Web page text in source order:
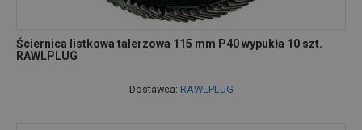
Ściernica listkowa talerzowa 115 mm P40 wypukła 10 szt.
RAWLPLUG
Dostawca: RAWLPLUG